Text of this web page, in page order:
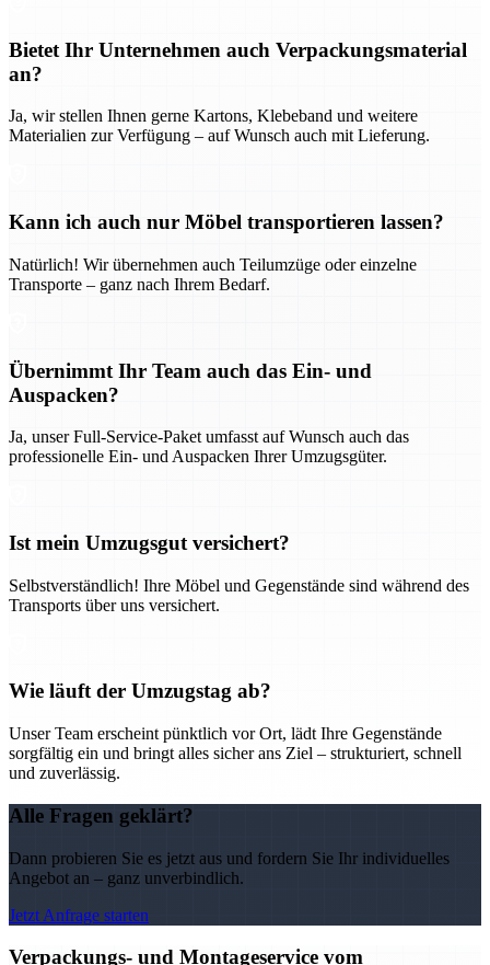
Bietet Ihr Unternehmen auch Verpackungsmaterial
an?
Ja, wir stellen Ihnen gerne Kartons, Klebeband und weitere
Materialien zur Verfügung – auf Wunsch auch mit Lieferung.
Kann ich auch nur Möbel transportieren lassen?
Natürlich! Wir übernehmen auch Teilumzüge oder einzelne
Transporte – ganz nach Ihrem Bedarf.
Übernimmt Ihr Team auch das Ein- und
Auspacken?
Ja, unser Full-Service-Paket umfasst auf Wunsch auch das
professionelle Ein- und Auspacken Ihrer Umzugsgüter.
Ist mein Umzugsgut versichert?
Selbstverständlich! Ihre Möbel und Gegenstände sind während des
Transports über uns versichert.
Wie läuft der Umzugstag ab?
Unser Team erscheint pünktlich vor Ort, lädt Ihre Gegenstände
sorgfältig ein und bringt alles sicher ans Ziel – strukturiert, schnell
und zuverlässig.
Alle Fragen geklärt?
Dann probieren Sie es jetzt aus und fordern Sie Ihr individuelles
Angebot an – ganz unverbindlich.
Jetzt Anfrage starten
Verpackungs- und Montageservice vom